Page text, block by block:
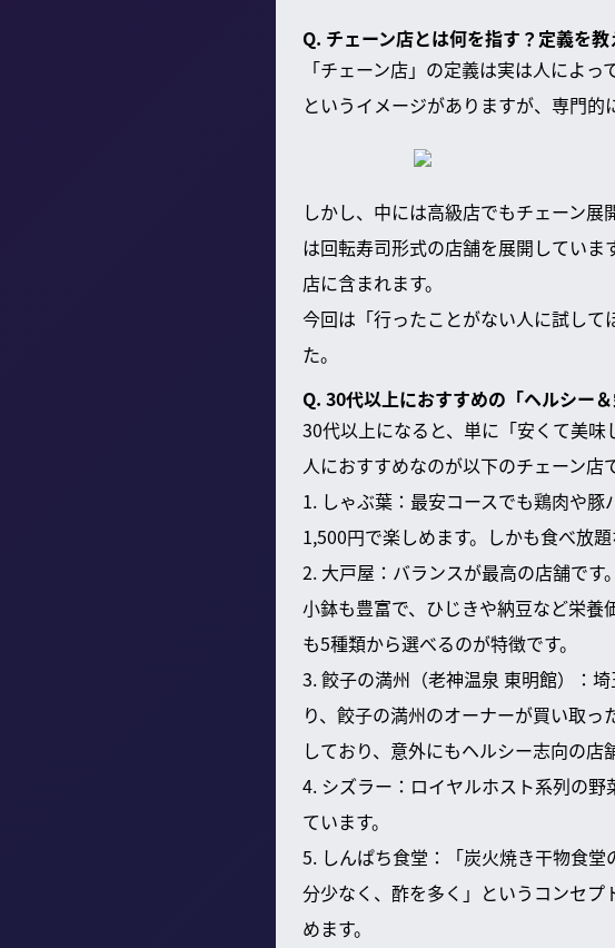
Q. チェーン店とは何を指す？定義を
「チェーン店」の定義は実は人によ
というイメージがありますが、専門的
しかし、中には高級店でもチェーン展
は回転寿司形式の店舗を展開してい
店に含まれます。
今回は「行ったことがない人に試し
た。
Q. 30代以上におすすめの「ヘルシー
30代以上になると、単に「安くて美
人におすすめなのが以下のチェーン店で
1. しゃぶ葉：最安コースでも鶏肉や
1,500円で楽しめます。しかも食べ放題
2. 大戸屋：バランスが最高の店舗です
小鉢も豊富で、ひじきや納豆など栄
も5種類から選べるのが特徴です。
3. 餃子の満州（老神温泉 東明館）：
り、餃子の満州のオーナーが買い取
しており、意外にもヘルシー志向の店
4. シズラー：ロイヤルホスト系列の
ています。
5. しんぱち食堂：「炭火焼き干物食
分少なく、酢を多く」というコンセ
めます。